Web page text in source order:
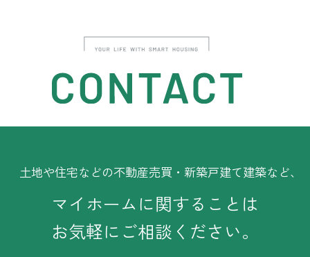
・2025年10月(9記事)
・2025年9月(9記事)
・2025年8月(8記事)
・2025年7月(8記事)
・2025年5月(12記事)
・2025年4月(11記事)
・2025年3月(11記事)
土地や住宅などの不動産売買・新築戸建て建築など、
マイホームに関することは
お気軽にご相談ください。